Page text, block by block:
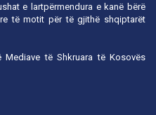
e lartpërmendura e kanë bërë
të motit për të gjithë shqiptarët
Mediave të Shkruara të Kosovës